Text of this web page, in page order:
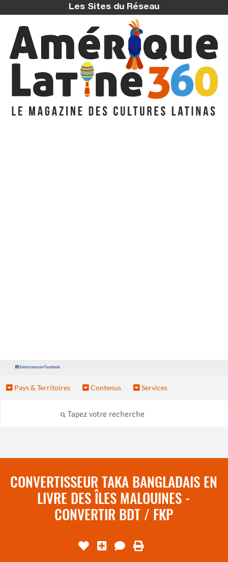
Les Sites du Réseau
Suivez nous sur Facebook
Pays & Territoires Contenus Services
CONVERTISSEUR TAKA BANGLADAIS EN
LIVRE DES ÎLES MALOUINES -
CONVERTIR BDT / FKP